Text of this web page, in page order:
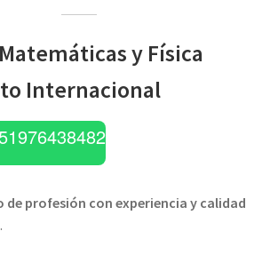
y Física
Internacional
de profesión con experiencia y calidad
.